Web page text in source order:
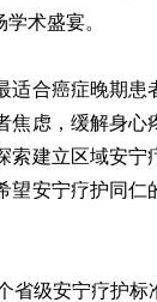
术盛宴。
适合癌症晚期患
焦虑，缓解身心
索建立区域安宁
望安宁疗护同仁
省级安宁疗护标